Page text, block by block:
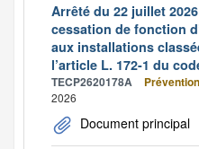
Arrêté du 22 juillet
cessation de fonction
aux installations
l’article L. 172-1 du
TECP2620178A
2026
Document principal